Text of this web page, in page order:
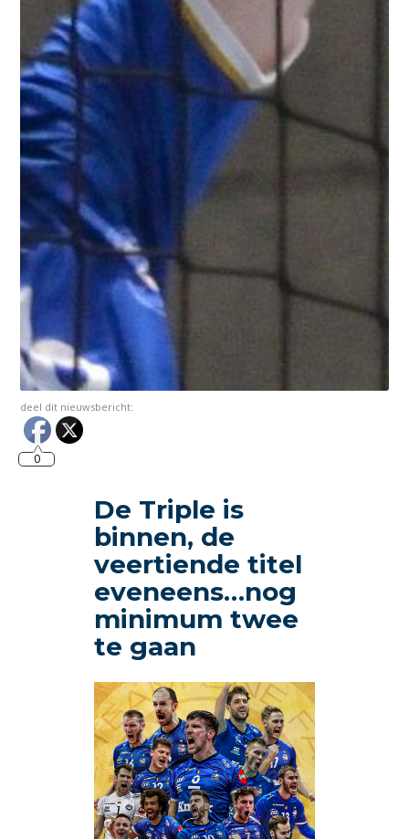
deel dit nieuwsbericht:
0
De Triple is
binnen, de
veertiende titel
eveneens…nog
minimum twee
te gaan